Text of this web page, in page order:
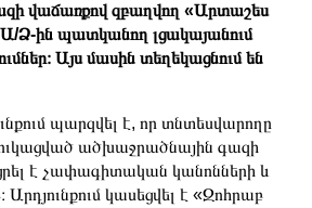
վաճառքով զբաղվող «Արտաշես
Ա/Ձ-ին պատկանող լցակայանում
Այս մասին տեղեկացնում են
պարզվել է, որ տնտեսվարողը
ածխաջրածնային գազի
է չափագիտական կանոնների և
կասեցվել է «Զոհրաբ